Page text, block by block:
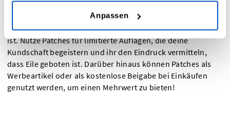
Anpassen
von Patches. Stimme die Patches auf den Stil und das
generelle Konzept deiner Produkte ab und verleihe ihnen
eine persönliche Note, die auf deine Zielgruppe abgestimmt
ist. Nutze Patches für limitierte Auflagen, die deine
Kundschaft begeistern und ihr den Eindruck vermitteln,
dass Eile geboten ist. Darüber hinaus können Patches als
Werbeartikel oder als kostenlose Beigabe bei Einkäufen
genutzt werden, um einen Mehrwert zu bieten!